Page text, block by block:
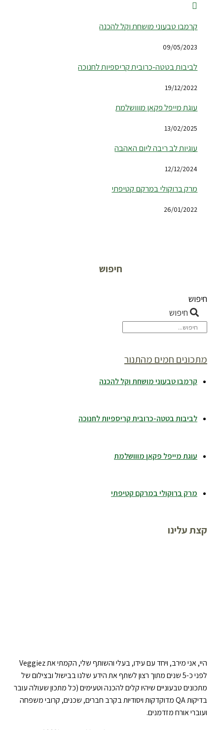
קרמבו טבעוני מושחת וקל להכנה
09/05/2023
לביבות בטטה-כרובית קריספיות לחנוכה
19/12/2022
עוגת מייפל פקאן מווושלמת
13/02/2025
עוגיות לב ריבה ליום האהבה
12/12/2024
מרק ברוקולי במרקם קטיפתי
26/01/2022
חיפוש
חיפוש
חיפוש
מתכונים חמים מהתנור
קרמבו טבעוני מושחת וקל להכנה
לביבות בטטה-כרובית קריספיות לחנוכה
עוגת מייפל פקאן מווושלמת
מרק ברוקולי במרקם קטיפתי
קצת עלינו
היי, אני מירב, ויחד עם עידו, בעלי והשותף שלי, הקמתי את Veggiez
לפני כ-5 שנים מתוך רצון לשתף את הידע שלנו בבישול ובצילום של
מתכונים טבעוניים שיהיו קלים להכנה וטעימים (כל מתכון שעולה עובר
בדיקות QA מדוקדקות ויסודיות בקרב חברים, שכנים, קרובי משפחה
ועוברי אורח מזדמנים.